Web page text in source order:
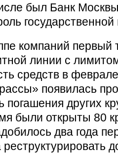
был Банк
компаний
линии с
средств в
появилась
погашения других
были открыты 80
два года
реструктурировать